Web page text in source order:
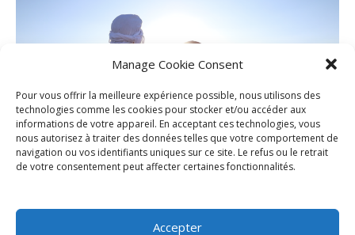
Manage Cookie Consent
Pour vous offrir la meilleure expérience possible, nous utilisons des
technologies comme les cookies pour stocker et/ou accéder aux
informations de votre appareil. En acceptant ces technologies, vous
nous autorisez à traiter des données telles que votre comportement de
navigation ou vos identifiants uniques sur ce site. Le refus ou le retrait
de votre consentement peut affecter certaines fonctionnalités.
Accepter